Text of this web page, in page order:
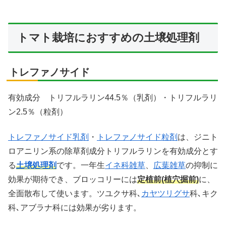
トマト栽培におすすめの土壌処理剤
トレファノサイド
有効成分 トリフルラリン44.5％（乳剤）・トリフルラリ
ン2.5％（粒剤）
トレファノサイド乳剤 ・ トレファノサイド粒剤 は、ジニト
ロアニリン系の除草剤成分トリフルラリンを有効成分とす
る土壌処理剤です。一年生イネ科雑草 広葉雑草の抑制に
効果が期待でき、ブロッコリーには定植前(植穴掘前)に、
全面散布して使います。ツユクサ科､ カヤツリグサ科､キク
科､アブラナ科には効果が劣ります。